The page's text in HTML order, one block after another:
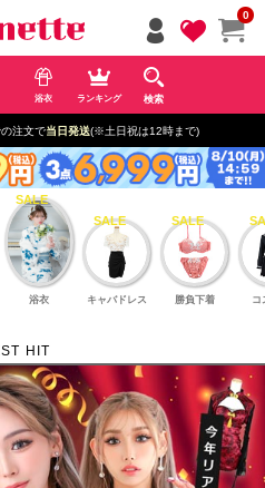
0
浴衣 ランキング 検索
注文で当日発送(※土日祝は12時まで)
浴衣 キャバドレス 勝負下着 コ
HIT
ペー
ジト
ップ